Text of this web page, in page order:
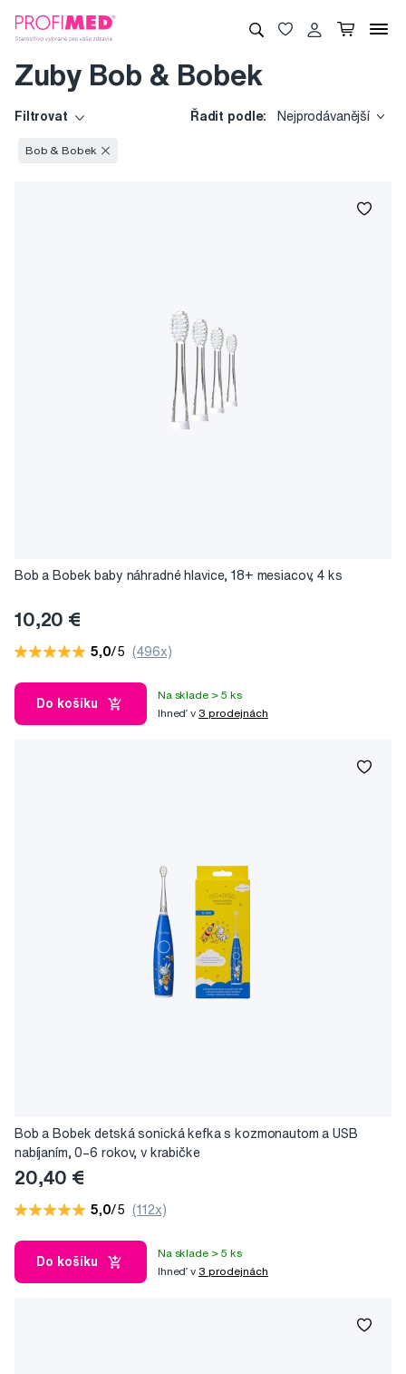
Zuby Bob & Bobek
Filtrovat Řadit podle: Nejprodávanější
Bob & Bobek
Bob a Bobek baby náhradné hlavice, 18+ mesiacov, 4 ks
10,20 €
5,0/5 (496x)
Do košíku
Na sklade > 5 ks
Ihneď v 3 prodejnách
Bob a Bobek detská sonická kefka s kozmonautom a USB
nabíjaním, 0–6 rokov, v krabičke
20,40 €
5,0/5 (112x)
Do košíku
Na sklade > 5 ks
Ihneď v 3 prodejnách